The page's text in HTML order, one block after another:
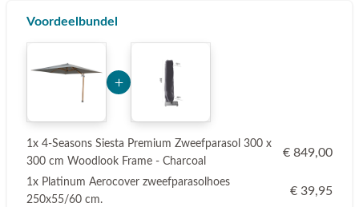
Voordeelbundel
1x 4-Seasons Siesta Premium Zweefparasol 300 x
300 cm Woodlook Frame - Charcoal
€ 849,00
1x Platinum Aerocover zweefparasolhoes
250x55/60 cm.
€ 39,95